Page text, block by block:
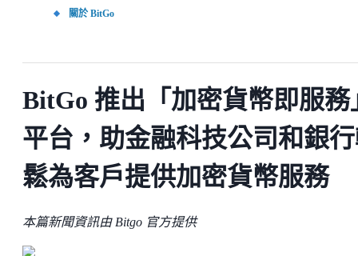
關於 BitGo
BitGo 推出「加密貨幣即服務
平台，助金融科技公司和銀
鬆為客戶提供加密貨幣服務
本篇新聞資訊由 Bitgo 官方提供